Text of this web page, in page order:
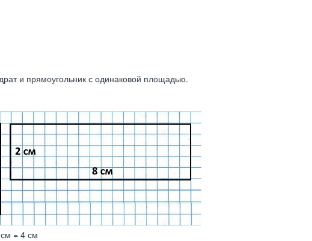
и прямоугольник с одинаковой площадью.
= 4 см